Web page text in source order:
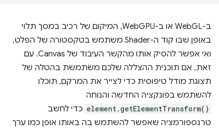
ב-WebGL או ב-WebGPU, המיקום של רכיב במסך תלוי
באופן שבו קוד ה-Shader משתמש בטקסטורה של הפלט,
ואי אפשר להסיק אותו מהקשר העיבוד של Canvas. עם
זאת, אם תוכנית ההצללה שלכם משתמשת בהטלה של
תצוגת מודל טיפוסית כדי לצייר את המרקם, תוכלו
להשתמש בפונקציה החדשה והנוחה
element.getElementTransform() כדי לחשב
טרנספורמציה שאפשר להשתמש בה באותו אופן כמו ערך